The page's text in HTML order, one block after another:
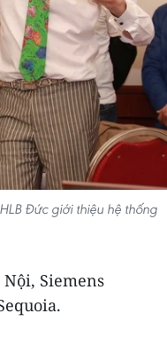
Đức giới thiệu hệ thống
Siemens